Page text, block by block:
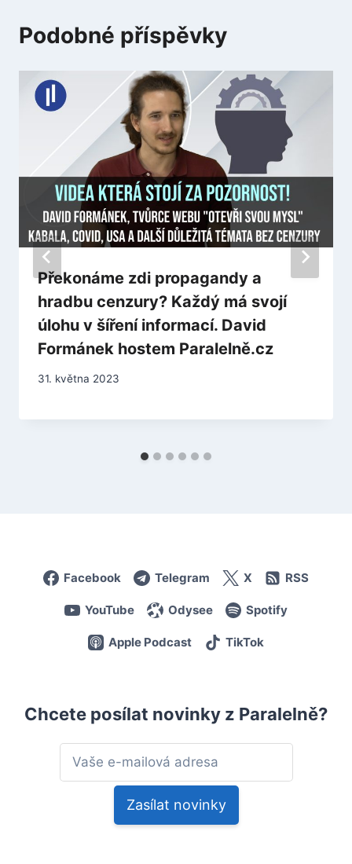
Podobné příspěvky
Překonáme zdi propagandy a
hradbu cenzury? Každý má svojí
úlohu v šíření informací. David
Formánek hostem Paralelně.cz
31. května 2023
Facebook Telegram X RSS
YouTube Odysee Spotify
Apple Podcast TikTok
Chcete posílat novinky z Paralelně?